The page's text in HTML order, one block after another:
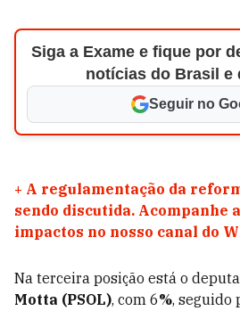
Siga a Exame e fique por
notícias do Brasil e
Seguir no
+ A regulamentação da
sendo discutida. Acompanhe
impactos no nosso canal do
Na terceira posição está o
Motta (PSOL), com 6%, seguido